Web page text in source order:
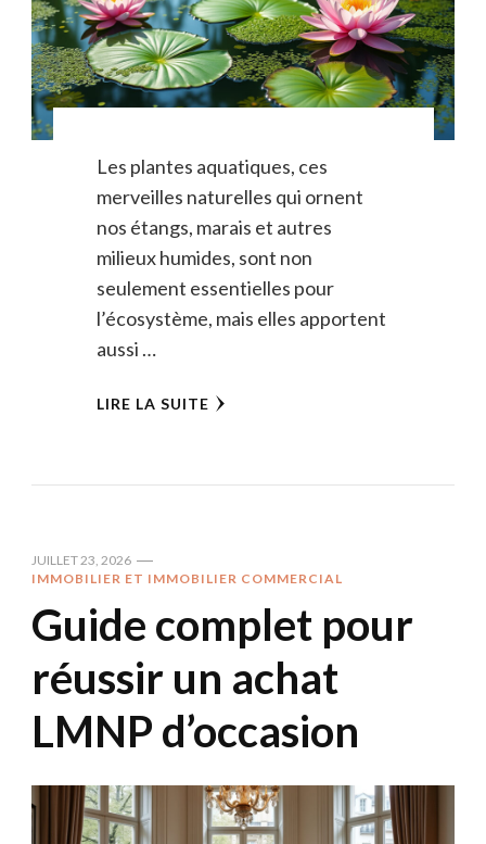
Les plantes aquatiques, ces
merveilles naturelles qui ornent
nos étangs, marais et autres
milieux humides, sont non
seulement essentielles pour
l’écosystème, mais elles apportent
aussi …
LIRE LA SUITE
JUILLET 23, 2026
IMMOBILIER ET IMMOBILIER COMMERCIAL
Guide complet pour
réussir un achat
LMNP d’occasion